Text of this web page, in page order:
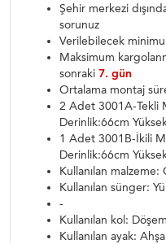
Şehir merkezi
sorunuz
Verilebilecek
Maksimum
sonraki 7. gün
Ortalama montaj
2 Adet 3001A-Tekli
Derinlik:66cm
1 Adet 3001B-İkili
Derinlik:66cm
Kullanılan malzeme:
Kullanılan sünger:
-
Kullanılan kol:
Kullanılan ayak: